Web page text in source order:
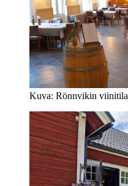
Kuva: Rönnvikin viinitila